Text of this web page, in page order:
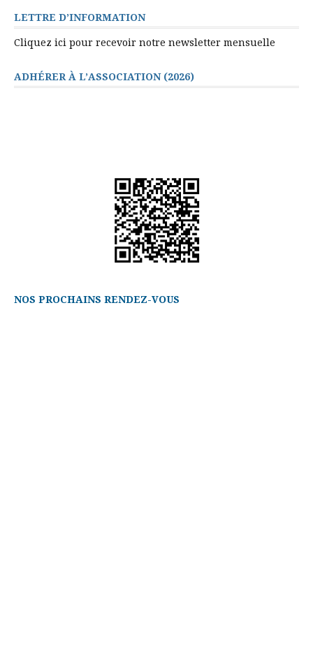
LETTRE D’INFORMATION
Cliquez ici pour recevoir notre newsletter mensuelle
ADHÉRER À L’ASSOCIATION (2026)
NOS PROCHAINS RENDEZ-VOUS